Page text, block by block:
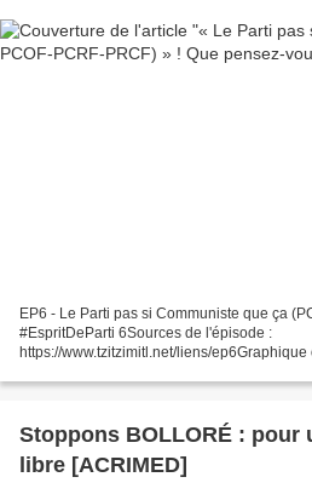
EP6 - Le Parti pas si Communiste que ça
#EspritDeParti 6Sources de l'épisode :
https://www.tzitzimitl.net/liens/
Commun...
Stoppons BOLLORÉ : pour
libre [ACRIMED]